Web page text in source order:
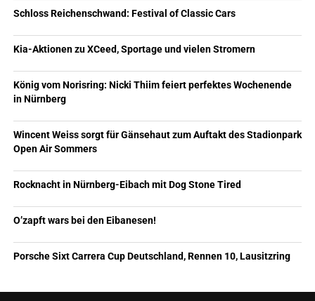
Schloss Reichenschwand: Festival of Classic Cars
Kia-Aktionen zu XCeed, Sportage und vielen Stromern
König vom Norisring: Nicki Thiim feiert perfektes Wochenende
in Nürnberg
Wincent Weiss sorgt für Gänsehaut zum Auftakt des Stadionpark
Open Air Sommers
Rocknacht in Nürnberg-Eibach mit Dog Stone Tired
O’zapft wars bei den Eibanesen!
Porsche Sixt Carrera Cup Deutschland, Rennen 10, Lausitzring